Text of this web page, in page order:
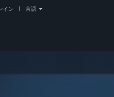
イン 言語